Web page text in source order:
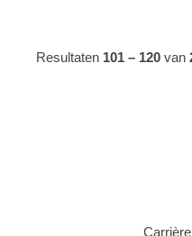
Resultaten 101 – 120 van